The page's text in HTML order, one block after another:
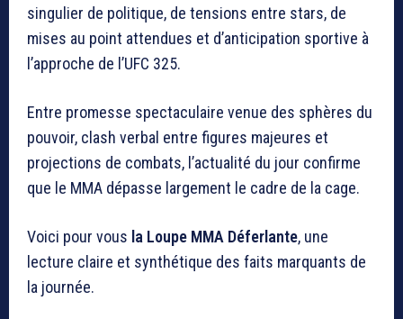
singulier de politique, de tensions entre stars, de
mises au point attendues et d’anticipation sportive à
l’approche de l’UFC 325.
Entre promesse spectaculaire venue des sphères du
pouvoir, clash verbal entre figures majeures et
projections de combats, l’actualité du jour confirme
que le MMA dépasse largement le cadre de la cage.
Voici pour vous la Loupe MMA Déferlante, une
lecture claire et synthétique des faits marquants de
la journée.